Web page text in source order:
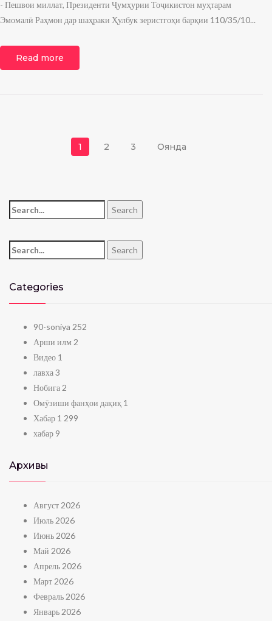
- Пешвои миллат, Президенти Ҷумҳурии Тоҷикистон муҳтарам
Эмомалӣ Раҳмон дар шаҳраки Ҳулбук зеристгоҳи барқии 110/35/10...
Read more
Навигация по
1 2 3 Оянда
Search for: Search
Search for: Search
Categories
90-soniya 252
Арши илм 2
Видео 1
лавха3
Нобига 2
Омӯзиши фанҳои дақиқ 1
Хабар 1 299
хабар 9
Архивы
Август 2026
Июль 2026
Июнь 2026
Май 2026
Апрель 2026
Март 2026
Февраль 2026
Январь 2026